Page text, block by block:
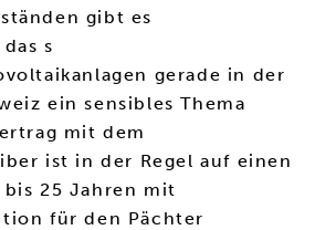
gibt es
s
gerade in der
ein sensibles Thema
mit dem
ist in der Regel auf einen
25 Jahren mit
für den Pächter